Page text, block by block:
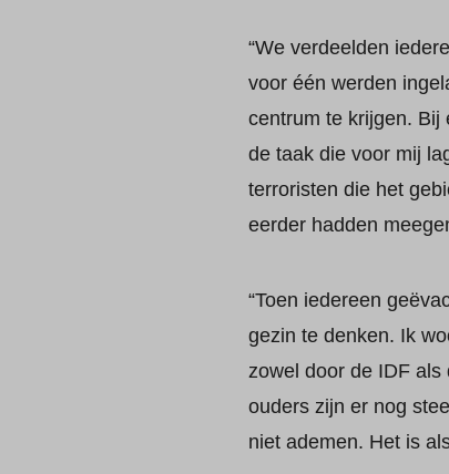
“We verdeelden
voor één werden
centrum te krijgen. Bij
de taak die voor mij
terroristen die het
eerder hadden
“Toen iedereen
gezin te denken. Ik
zowel door de IDF
ouders zijn er nog
niet ademen. Het is